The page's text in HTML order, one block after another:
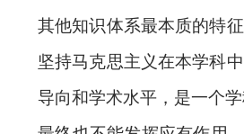
其他知识体系最本质的特
坚持马克思主义在本学科
导向和学术水平，是一个